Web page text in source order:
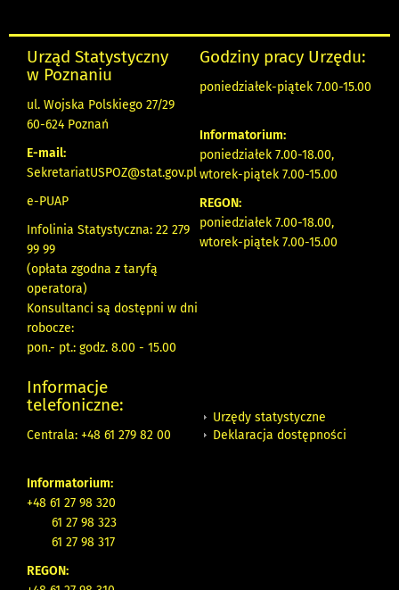
Urząd Statystyczny
w Poznaniu
ul. Wojska Polskiego 27/29
60-624 Poznań
E-mail:
SekretariatUSPOZ@stat.gov.pl
e-PUAP
Infolinia Statystyczna: 22 279
99 99
(opłata zgodna z taryfą
operatora)
Konsultanci są dostępni w dni
robocze:
pon.- pt.: godz. 8.00 - 15.00
Godziny pracy Urzędu:
poniedziałek-piątek 7.00-15.00
Informatorium:
poniedziałek 7.00-18.00,
wtorek-piątek 7.00-15.00
REGON:
poniedziałek 7.00-18.00,
wtorek-piątek 7.00-15.00
Informacje
telefoniczne:
Centrala: +48 61 279 82 00
Informatorium:
+48 61 27 98 320
61 27 98 323
61 27 98 317
REGON:
Urzędy statystyczne
Deklaracja dostępności